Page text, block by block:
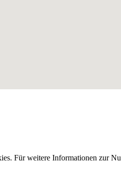
Für weitere Informationen zur